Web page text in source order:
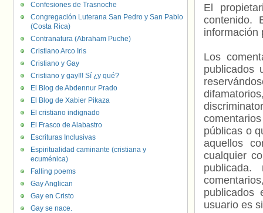
El
contenido.
información
Los
publicados
públicas o
aquellos
cualquier
usuario es
Confesiones de Trasnoche
Congregación Luterana San Pedro y San Pablo
(Costa Rica)
Contranatura (Abraham Puche)
Cristiano Arco Iris
Cristiano y Gay
Cristiano y gay!!! Sí ¿y qué?
El Blog de Abdennur Prado
El Blog de Xabier Pikaza
El cristiano indignado
El Frasco de Alabastro
Escrituras Inclusivas
Espiritualidad caminante (cristiana y
ecuménica)
Falling poems
Gay Anglican
Gay en Cristo
Gay se nace.